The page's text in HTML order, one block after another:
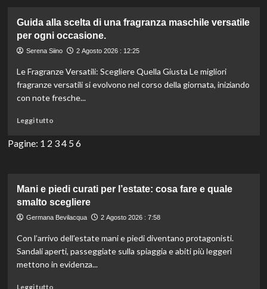
e
medicina
preventiva:
sempre
più
giovani
trattamenti
Guida alla scelta di una fragranza maschile versatile
per ogni occasione.
Serena Siino 2 Agosto 2026 : 12:25
Le Fragranze Versatili: Scegliere Quella Giusta Le migliori
fragranze versatili si evolvono nel corso della giornata, iniziando
con note fresche...
Leggi tuttoLeggi
più
scelta
di
fragranza
versatile
per
ogni
Pagine: 1 2 34 5 6
Mani e piedi curati per l’estate: cosa fare e quale
smalto scegliere
Germana Bevilacqua 2 Agosto 2026 : 7:58
Con l’arrivo dell’estate mani e piedi diventano protagonisti.
Sandali aperti, passeggiate sulla spiaggia e abiti più leggeri
mettono in evidenza...
Leggi tuttoLeggi